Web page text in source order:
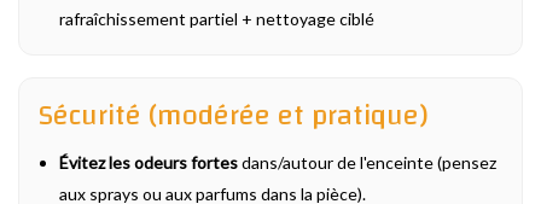
rafraîchissement partiel + nettoyage ciblé
Sécurité (modérée et pratique)
Évitez les odeurs fortesdans/autour de l'enceinte (pensez
aux sprays ou aux parfums dans la pièce).